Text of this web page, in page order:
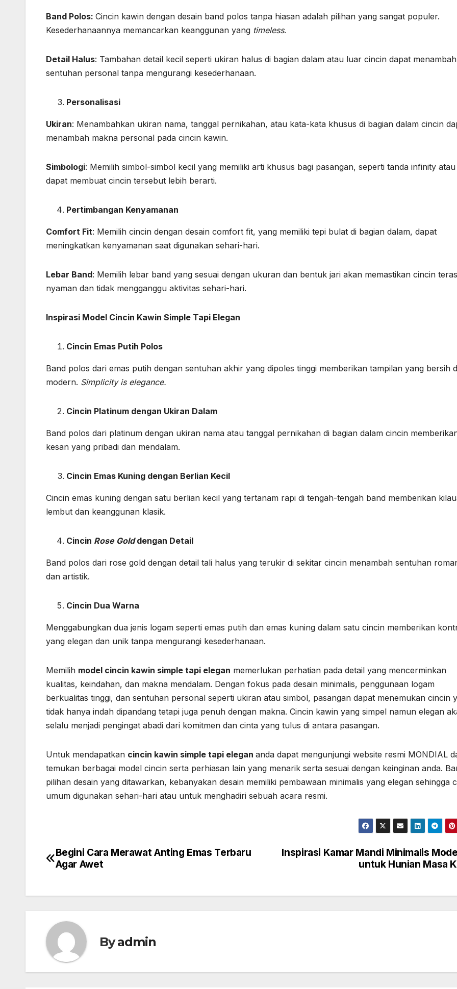
Band Polos: Cincin kawin dengan desain band polos tanpa hiasan adalah pilihan yang sangat populer.
Kesederhanaannya memancarkan keanggunan yang timeless.
Detail Halus: Tambahan detail kecil seperti ukiran halus di bagian dalam atau luar cincin dapat menambah
sentuhan personal tanpa mengurangi kesederhanaan.
Personalisasi
Ukiran: Menambahkan ukiran nama, tanggal pernikahan, atau kata-kata khusus di bagian dalam cincin
menambah makna personal pada cincin kawin.
Simbologi: Memilih simbol-simbol kecil yang memiliki arti khusus bagi pasangan, seperti tanda infinity
dapat membuat cincin tersebut lebih berarti.
Pertimbangan Kenyamanan
Comfort Fit: Memilih cincin dengan desain comfort fit, yang memiliki tepi bulat di bagian dalam, dapat
meningkatkan kenyamanan saat digunakan sehari-hari.
Lebar Band: Memilih lebar band yang sesuai dengan ukuran dan bentuk jari akan memastikan cincin
nyaman dan tidak mengganggu aktivitas sehari-hari.
Inspirasi Model Cincin Kawin Simple Tapi Elegan
Cincin Emas Putih Polos
Band polos dari emas putih dengan sentuhan akhir yang dipoles tinggi memberikan tampilan yang bersih
modern. Simplicity is elegance.
Cincin Platinum dengan Ukiran Dalam
Band polos dari platinum dengan ukiran nama atau tanggal pernikahan di bagian dalam cincin
kesan yang pribadi dan mendalam.
Cincin Emas Kuning dengan Berlian Kecil
Cincin emas kuning dengan satu berlian kecil yang tertanam rapi di tengah-tengah band memberikan
lembut dan keanggunan klasik.
Cincin Rose Golddengan Detail
Band polos dari rose gold dengan detail tali halus yang terukir di sekitar cincin menambah sentuhan
dan artistik.
Cincin Dua Warna
Menggabungkan dua jenis logam seperti emas putih dan emas kuning dalam satu cincin memberikan
yang elegan dan unik tanpa mengurangi kesederhanaan.
Memilih model cincin kawin simple tapi elegan memerlukan perhatian pada detail yang mencerminkan
kualitas, keindahan, dan makna mendalam. Dengan fokus pada desain minimalis, penggunaan logam
berkualitas tinggi, dan sentuhan personal seperti ukiran atau simbol, pasangan dapat menemukan cincin
tidak hanya indah dipandang tetapi juga penuh dengan makna. Cincin kawin yang simpel namun elegan
selalu menjadi pengingat abadi dari komitmen dan cinta yang tulus di antara pasangan.
Untuk mendapatkan cincin kawin simple tapi elegan anda dapat mengunjungi website resmi MONDIAL
temukan berbagai model cincin serta perhiasan lain yang menarik serta sesuai dengan keinginan anda.
pilihan desain yang ditawarkan, kebanyakan desain memiliki pembawaan minimalis yang elegan sehingga
umum digunakan sehari-hari atau untuk menghadiri sebuah acara resmi.
Post
Inspirasi Kamar Mandi Minimalis
untuk Hunian Masa
Begini Cara Merawat Anting Emas Terbaru
Agar Awet
Byadmin